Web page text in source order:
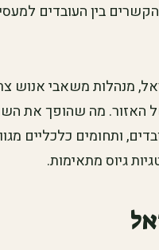
בין העובדים
מנהלות משאבי אנוש
האזור. מה שהופך את
ותחומים כלכליים
גיוס מתאימות.